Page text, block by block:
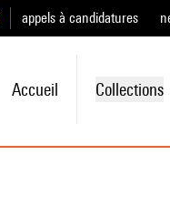
appels à candidatures
Accueil Collections